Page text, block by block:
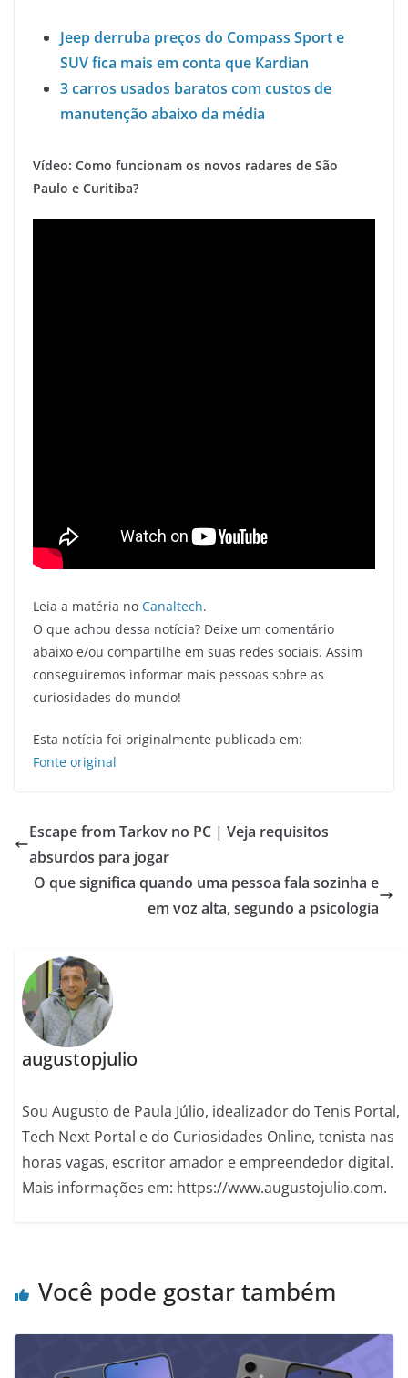
Jeep derruba preços do Compass Sport e
SUV fica mais em conta que Kardian
3 carros usados baratos com custos de
manutenção abaixo da média
Vídeo: Como funcionam os novos radares de São
Paulo e Curitiba?
Leia a matéria no Canaltech.
O que achou dessa notícia? Deixe um comentário
abaixo e/ou compartilhe em suas redes sociais. Assim
conseguiremos informar mais pessoas sobre as
curiosidades do mundo!
Esta notícia foi originalmente publicada em:
Fonte original
Escape from Tarkov no PC | Veja requisitos
absurdos para jogar
O que significa quando uma pessoa fala sozinha e
em voz alta, segundo a psicologia
augustopjulio
Sou Augusto de Paula Júlio, idealizador do Tenis Portal,
Tech Next Portal e do Curiosidades Online, tenista nas
horas vagas, escritor amador e empreendedor digital.
Mais informações em: https://www.augustojulio.com.
Você pode gostar também